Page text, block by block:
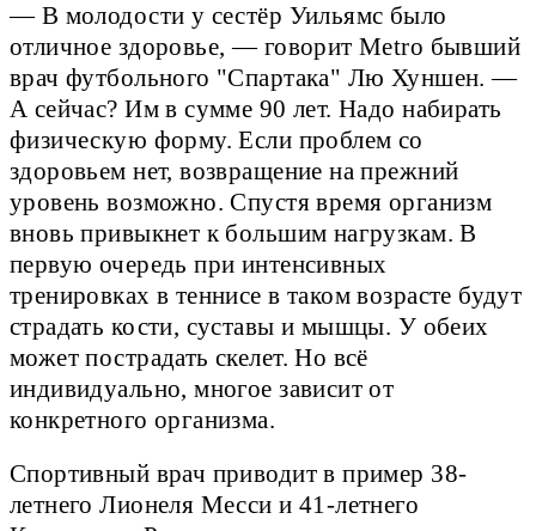
— В молодости у сестёр Уильямс было
отличное здоровье, — говорит Metro бывший
врач футбольного "Спартака" Лю Хуншен. —
А сейчас? Им в сумме 90 лет. Надо набирать
физическую форму. Если проблем со
здоровьем нет, возвращение на прежний
уровень возможно. Спустя время организм
вновь привыкнет к большим нагрузкам. В
первую очередь при интенсивных
тренировках в теннисе в таком возрасте будут
страдать кости, суставы и мышцы. У обеих
может пострадать скелет. Но всё
индивидуально, многое зависит от
конкретного организма.
Спортивный врач приводит в пример 38-
летнего Лионеля Месси и 41-летнего